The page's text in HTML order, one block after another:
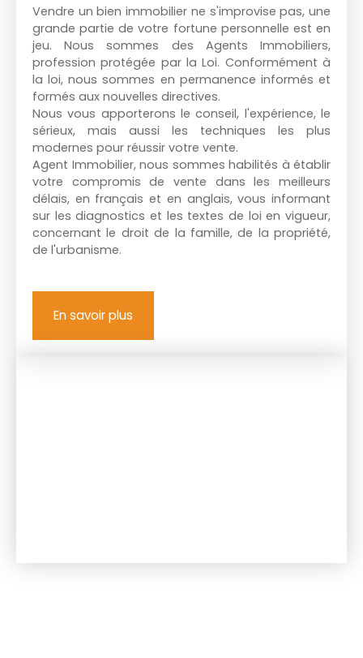
Vendre un bien immobilier ne s'improvise pas, une
grande partie de votre fortune personnelle est en
jeu. Nous sommes des Agents Immobiliers,
profession protégée par la Loi. Conformément à
la loi, nous sommes en permanence informés et
formés aux nouvelles directives.
Nous vous apporterons le conseil, l'expérience, le
sérieux, mais aussi les techniques les plus
modernes pour réussir votre vente.
Agent Immobilier, nous sommes habilités à établir
votre compromis de vente dans les meilleurs
délais, en français et en anglais, vous informant
sur les diagnostics et les textes de loi en vigueur,
concernant le droit de la famille, de la propriété,
de l'urbanisme.
En savoir plus